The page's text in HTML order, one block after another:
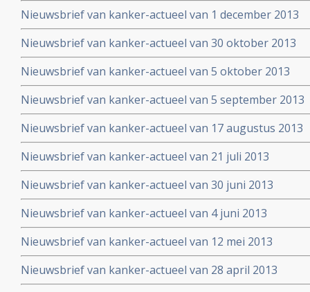
Nieuwsbrief van kanker-actueel van 1 december 2013
Nieuwsbrief van kanker-actueel van 30 oktober 2013
Nieuwsbrief van kanker-actueel van 5 oktober 2013
Nieuwsbrief van kanker-actueel van 5 september 2013
Nieuwsbrief van kanker-actueel van 17 augustus 2013
Nieuwsbrief van kanker-actueel van 21 juli 2013
Nieuwsbrief van kanker-actueel van 30 juni 2013
Nieuwsbrief van kanker-actueel van 4 juni 2013
Nieuwsbrief van kanker-actueel van 12 mei 2013
Nieuwsbrief van kanker-actueel van 28 april 2013